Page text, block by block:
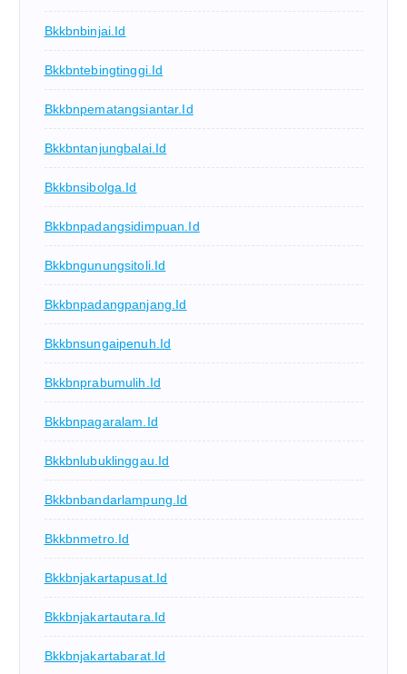
Bkkbnbinjai.id
Bkkbntebingtinggi.id
Bkkbnpematangsiantar.id
Bkkbntanjungbalai.id
Bkkbnsibolga.id
Bkkbnpadangsidimpuan.id
Bkkbngunungsitoli.id
Bkkbnpadangpanjang.id
Bkkbnsungaipenuh.id
Bkkbnprabumulih.id
Bkkbnpagaralam.id
Bkkbnlubuklinggau.id
Bkkbnbandarlampung.id
Bkkbnmetro.id
Bkkbnjakartapusat.id
Bkkbnjakartautara.id
Bkkbnjakartabarat.id